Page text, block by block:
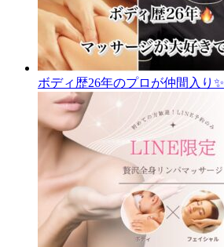
ボディ歴26年のプロが仲間入り✨